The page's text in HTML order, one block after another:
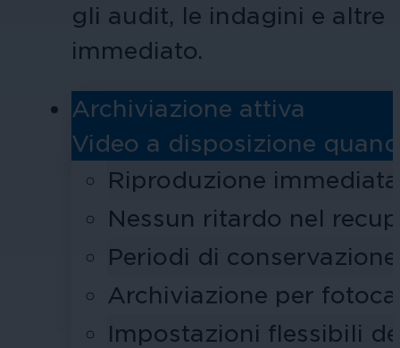
gli audit, le indagini e altre
immediato.
Archiviazione attiva
Video a disposizione
Riproduzione
Nessun ritardo nel
Periodi di
Archiviazione per
Impostazioni flessibili